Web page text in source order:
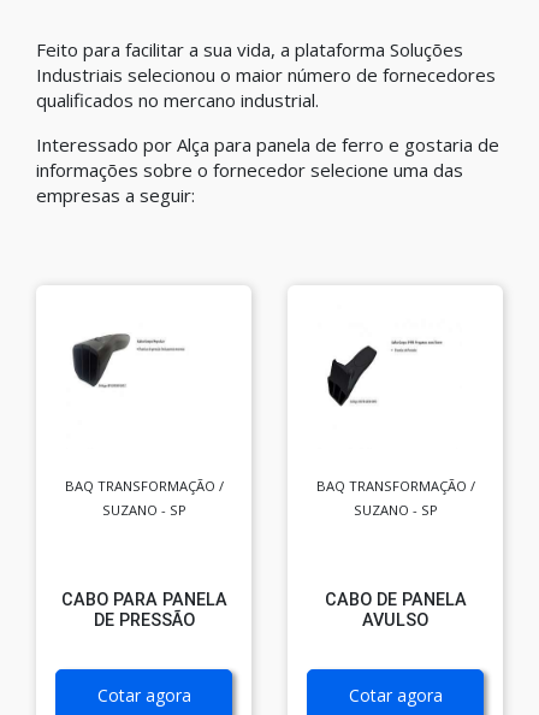
Feito para facilitar a sua vida, a plataforma Soluções
Industriais selecionou o maior número de fornecedores
qualificados no mercano industrial.
Interessado por Alça para panela de ferro e gostaria de
informações sobre o fornecedor selecione uma das
empresas a seguir:
BAQ TRANSFORMAÇÃO /
SUZANO - SP
CABO PARA PANELA
DE PRESSÃO
Cotar agora
BAQ TRANSFORMAÇÃO /
SUZANO - SP
CABO DE PANELA
AVULSO
Cotar agora